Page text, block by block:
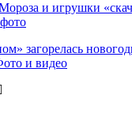
и игрушки
загорелась
и видео